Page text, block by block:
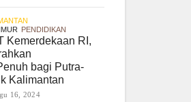
PENDIDIKAN
Kemerdekaan RI,
bagi Putra-
Kalimantan
16, 2024